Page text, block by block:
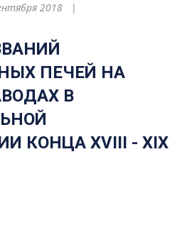
2018
ПЕЧЕЙ НА
В
КОНЦА XVIII - XIX